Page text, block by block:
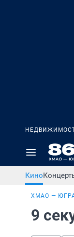
Кино
ХМАО —
9